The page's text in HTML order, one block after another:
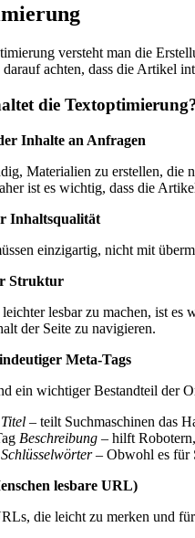
versteht man die
darauf achten, dass die Artikel
die
Inhalte an Anfragen
Materialien zu erstellen, die
ist es wichtig, dass die
Inhaltsqualität
einzigartig, nicht mit
Struktur
lesbar zu machen, ist
der Seite zu navigieren.
Meta-Tags
ein wichtiger Bestandteil der
Titel – teilt Suchmaschinen das
Beschreibung – hilft
Schlüsselwörter– Obwohl es für
lesbare URL)
die leicht zu merken und